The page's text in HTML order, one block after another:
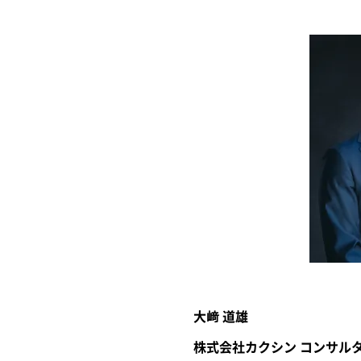
大﨑 道雄
株式会社カクシン コンサル